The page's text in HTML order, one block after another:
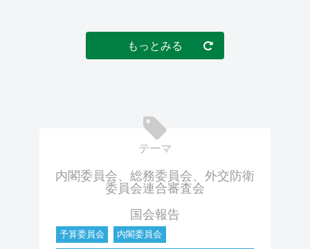
もっとみる
テーマ
内閣委員会、総務委員会、外交防衛
委員会連合審査会
国会報告
予算委員会
内閣委員会